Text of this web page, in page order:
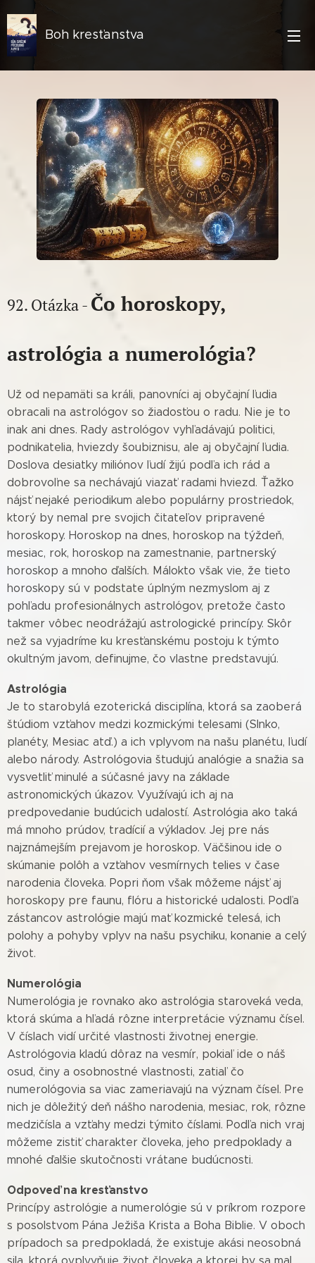
Boh kresťanstva
92. Otázka - Čo horoskopy,
astrológia a numerológia?
Už od nepamäti sa králi, panovníci aj obyčajní ľudia
obracali na astrológov so žiadosťou o radu. Nie je to
inak ani dnes. Rady astrológov vyhľadávajú politici,
podnikatelia, hviezdy šoubiznisu, ale aj obyčajní ľudia.
Doslova desiatky miliónov ľudí žijú podľa ich rád a
dobrovoľne sa nechávajú viazať radami hviezd. Ťažko
nájsť nejaké periodikum alebo populárny prostriedok,
ktorý by nemal pre svojich čitateľov pripravené
horoskopy. Horoskop na dnes, horoskop na týždeň,
mesiac, rok, horoskop na zamestnanie, partnerský
horoskop a mnoho ďalších. Málokto však vie, že tieto
horoskopy sú v podstate úplným nezmyslom aj z
pohľadu profesionálnych astrológov, pretože často
takmer vôbec neodrážajú astrologické princípy. Skôr
než sa vyjadríme ku kresťanskému postoju k týmto
okultným javom, definujme, čo vlastne predstavujú.
Astrológia
Je to starobylá ezoterická disciplína, ktorá sa zaoberá
štúdiom vzťahov medzi kozmickými telesami (Slnko,
planéty, Mesiac atď.) a ich vplyvom na našu planétu, ľudí
alebo národy. Astrológovia študujú analógie a snažia sa
vysvetliť minulé a súčasné javy na základe
astronomických úkazov. Využívajú ich aj na
predpovedanie budúcich udalostí. Astrológia ako taká
má mnoho prúdov, tradícií a výkladov. Jej pre nás
najznámejším prejavom je horoskop. Väčšinou ide o
skúmanie polôh a vzťahov vesmírnych telies v čase
narodenia človeka. Popri ňom však môžeme nájsť aj
horoskopy pre faunu, flóru a historické udalosti. Podľa
zástancov astrológie majú mať kozmické telesá, ich
polohy a pohyby vplyv na našu psychiku, konanie a celý
život.
Numerológia
Numerológia je rovnako ako astrológia staroveká veda,
ktorá skúma a hľadá rôzne interpretácie významu čísel.
V číslach vidí určité vlastnosti životnej energie.
Astrológovia kladú dôraz na vesmír, pokiaľ ide o náš
osud, činy a osobnostné vlastnosti, zatiaľ čo
numerológovia sa viac zameriavajú na význam čísel. Pre
nich je dôležitý deň nášho narodenia, mesiac, rok, rôzne
medzičísla a vzťahy medzi týmito číslami. Podľa nich vraj
môžeme zistiť charakter človeka, jeho predpoklady a
mnohé ďalšie skutočnosti vrátane budúcnosti.
Odpoveď na kresťanstvo
Princípy astrológie a numerológie sú v príkrom rozpore
s posolstvom Pána Ježiša Krista a Boha Biblie. V oboch
prípadoch sa predpokladá, že existuje akási neosobná